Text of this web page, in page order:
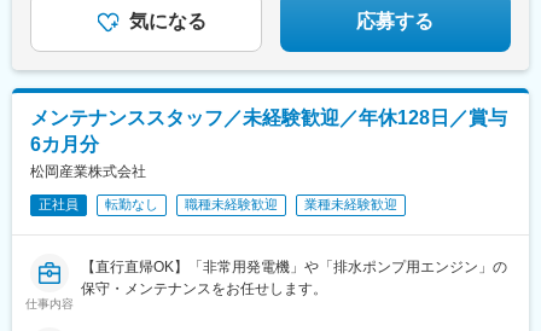
気になる 応募する
メンテナンススタッフ／未経験歓迎／年休128日／賞与
6カ月分
松岡産業株式会社
正社員 転勤なし 職種未経験歓迎 業種未経験歓迎
仕事内容
【直行直帰OK】「非常用発電機」や「排水ポンプ用エンジン」の
保守・メンテナンスをお任せします。